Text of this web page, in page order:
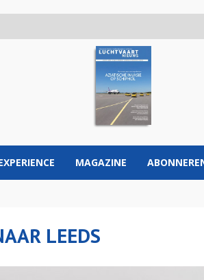
MAGAZINE
LEEDS